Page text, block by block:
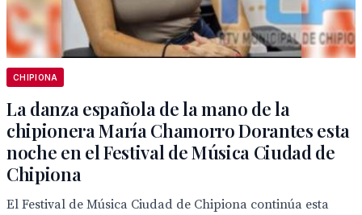
CHIPIONA
La danza española de la mano de la
chipionera María Chamorro Dorantes esta
noche en el Festival de Música Ciudad de
Chipiona
El Festival de Música Ciudad de Chipiona continúa esta